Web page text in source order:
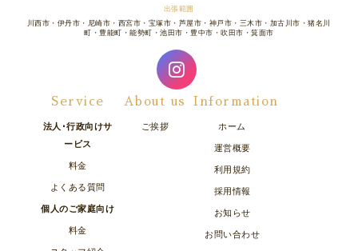
出張範囲
川西市・伊丹市・尼崎市・西宮市・宝塚市・芦屋市・神戸市・三木市・加古川市・猪名川
町・豊能町・能勢町・池田市・豊中市・吹田市・箕面市
Service
法人･行政向けサ
ービス
料金
よくある質問
個人のご家庭向け
料金
About us
ご挨拶
Information
ホーム
運営概要
利用規約
採用情報
お知らせ
お問い合わせ